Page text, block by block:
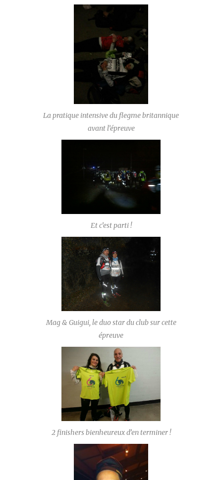
La pratique intensive du flegme britannique
avant l’épreuve
Et c’est parti !
Mag & Guigui, le duo star du club sur cette
épreuve
2 finishers bienheureux d’en terminer !